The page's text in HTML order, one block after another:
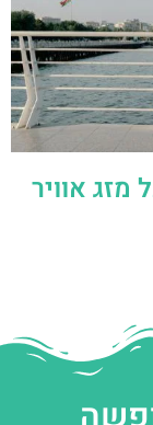
אוויר